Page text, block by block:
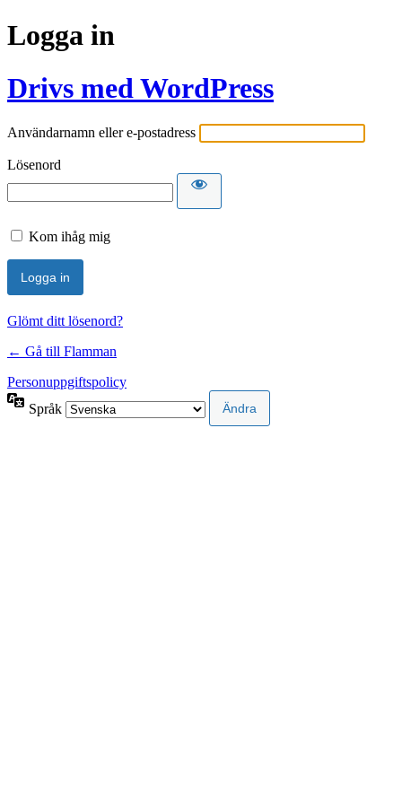
Logga in
Drivs med WordPress
Användarnamn eller e-postadress
Lösenord
Kom ihåg mig
Glömt ditt lösenord?
← Gå till Flamman
Personuppgiftspolicy
Språk